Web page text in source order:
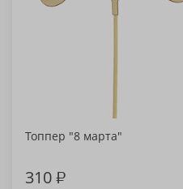
Топпер "8 марта"
310₽